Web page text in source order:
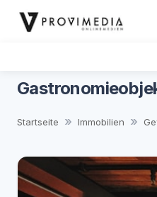
Startseite Immobilien